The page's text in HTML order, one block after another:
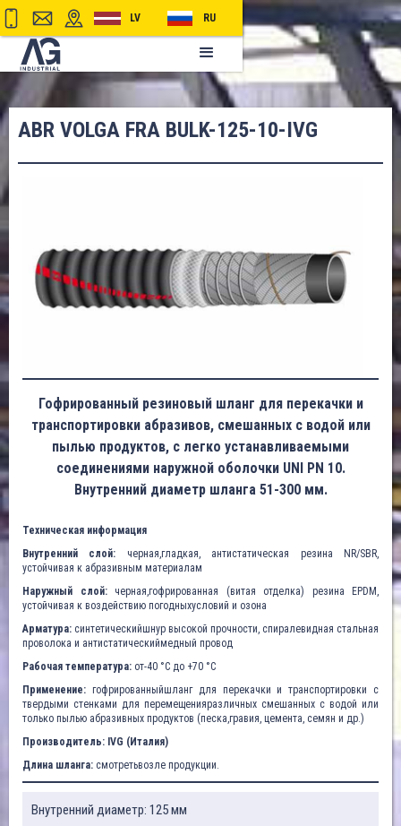
LV RU
ABR VOLGA FRA BULK-125-10-IVG
Гофрированный резиновый шланг для перекачки и
транспортировки абразивов, смешанных с водой или
пылью продуктов, с легко устанавливаемыми
соединениями наружной оболочки UNI PN 10.
Внутренний диаметр шланга 51-300 мм.
Техническая информация
Внутренний слой: черная,гладкая, антистатическая резина NR/SBR,
устойчивая к абразивным материалам
Наружный слой: черная,гофрированная (витая отделка) резина EPDM,
устойчивая к воздействию погодныхусловий и озона
Арматура: синтетическийшнур высокой прочности, спиралевидная стальная
проволока и антистатическиймедный провод
Рабочая температура: от-40 °C до +70 °C
Применение: гофрированныйшланг для перекачки и транспортировки с
твердыми стенками для перемещенияразличных смешанных с водой или
только пылью абразивных продуктов (песка,гравия, цемента, семян и др.)
Производитель: IVG (Италия)
Длина шланга: смотретьвозле продукции.
Внутренний диаметр: 125 мм